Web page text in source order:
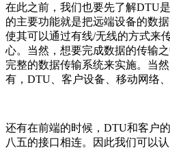
在此之前，我们也要先了解DTU
的主要功能就是把远端设备的数
使其可以通过有线/无线的方式来
心。当然，想要完成数据的传输
完整的数据传输系统来实施。当
有，DTU、客户设备、移动网络、
还有在前端的时候， DTU和客户
八五的接口相连。因此我们可以